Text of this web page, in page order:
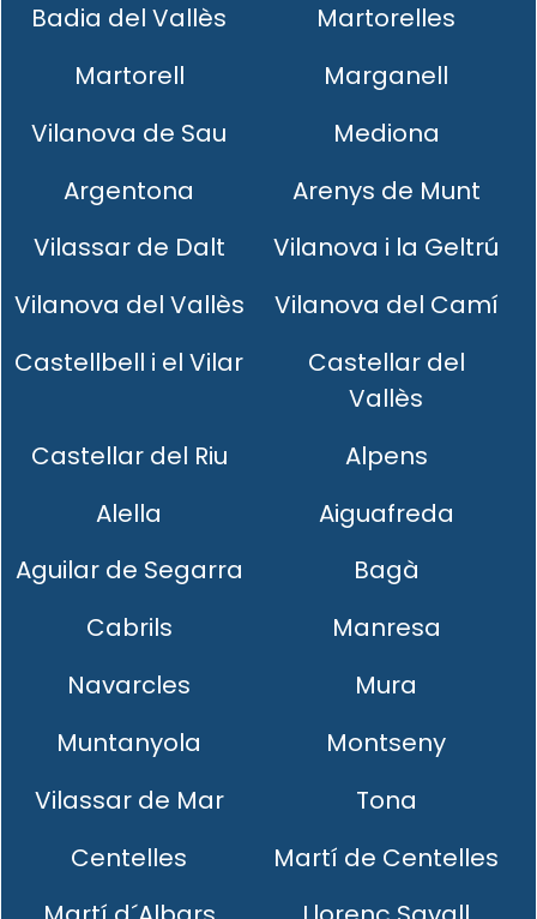
Badia del Vallès
Martorelles
Martorell
Marganell
Vilanova de Sau
Mediona
Argentona
Arenys de Munt
Vilassar de Dalt
Vilanova i la Geltrú
Vilanova del Vallès
Vilanova del Camí
Castellbell i el Vilar
Castellar del
Vallès
Castellar del Riu
Alpens
Alella
Aiguafreda
Aguilar de Segarra
Bagà
Cabrils
Manresa
Navarcles
Mura
Muntanyola
Montseny
Vilassar de Mar
Tona
Centelles
Martí de Centelles